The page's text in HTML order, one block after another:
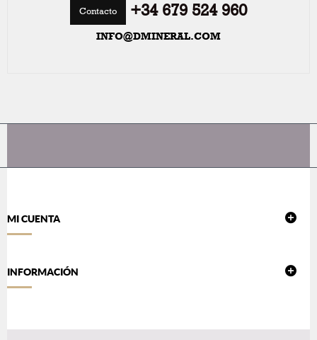
Contacto +34 679 524 960
INFO@DMINERAL.COM
MI CUENTA
INFORMACIÓN